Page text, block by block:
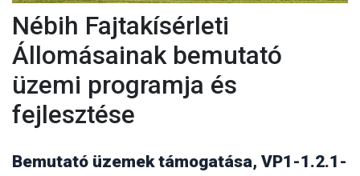
Nébih Fajtakísérleti
Állomásainak bemutató
üzemi programja és
fejlesztése
Bemutató üzemek támogatása, VP1-1.2.1-